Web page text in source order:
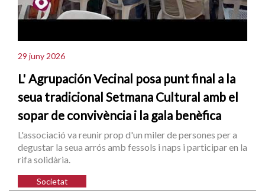
29 juny 2026
L' Agrupación Vecinal posa punt final a la
seua tradicional Setmana Cultural amb el
sopar de convivència i la gala benèfica
L'associació va reunir prop d'un miler de persones per a
degustar la seua arrós amb fessols i naps i participar en la
rifa solidària.
Societat